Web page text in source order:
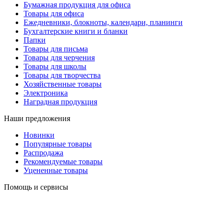
Бумажная продукция для офиса
Товары для офиса
Ежедневники, блокноты, календари, планинги
Бухгалтерские книги и бланки
Папки
Товары для письма
Товары для черчения
Товары для школы
Товары для творчества
Хозяйственные товары
Электроника
Наградная продукция
Наши предложения
Новинки
Популярные товары
Распродажа
Рекомендуемые товары
Уцененные товары
Помощь и сервисы